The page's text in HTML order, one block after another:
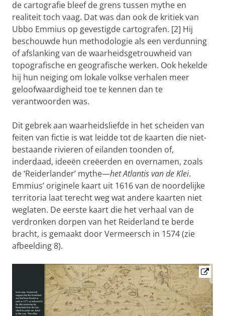
de cartografie bleef de grens tussen mythe en
realiteit toch vaag. Dat was dan ook de kritiek van
Ubbo Emmius op gevestigde cartografen. [2] Hij
beschouwde hun methodologie als een verdunning
of afslanking van de waarheidsgetrouwheid van
topografische en geografische werken. Ook hekelde
hij hun neiging om lokale volkse verhalen meer
geloofwaardigheid toe te kennen dan te
verantwoorden was.
Dit gebrek aan waarheidsliefde in het scheiden van
feiten van fictie is wat leidde tot de kaarten die niet-
bestaande rivieren of eilanden toonden of,
inderdaad, ideeën creëerden en overnamen, zoals
de ‘Reiderlander’ mythe—het Atlantis van de Klei.
Emmius’ originele kaart uit 1616 van de noordelijke
territoria laat terecht weg wat andere kaarten niet
weglaten. De eerste kaart die het verhaal van de
verdronken dorpen van het Reiderland te berde
bracht, is gemaakt door Vermeersch in 1574 (zie
afbeelding 8).